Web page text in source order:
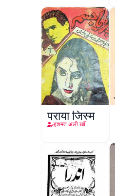
पराया जिस्म
हशमत अली खाँ